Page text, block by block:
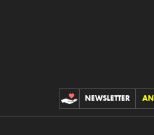
CONTRIBUCIONES
NEWSLETTER